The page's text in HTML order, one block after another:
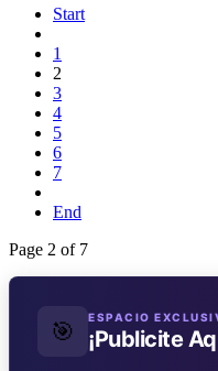
Start
1
2
3
4
5
6
7
End
Page 2 of 7
🎯 ESPACIO
¡Publicite